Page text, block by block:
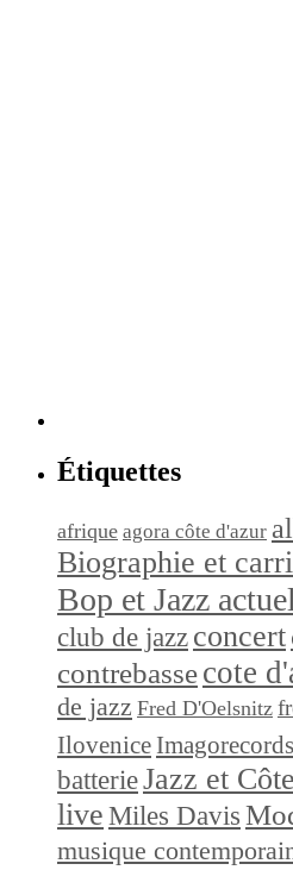
Étiquettes
afrique agora côte d'azur
Biographie et
Bop et Jazz actuel
club de jazz concert
contrebassecote
de jazz Fred D'Oelsnitz
Ilovenice Imagorecords
batterieJazz et
live Miles Davis
musique